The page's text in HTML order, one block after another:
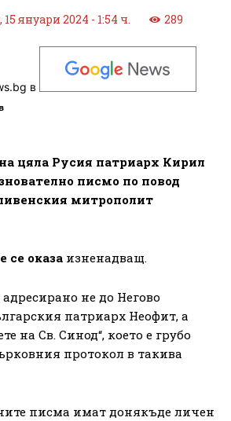
януари 2024 - 1:54 ч. 289
в
цяла Русия патриарх Кирил
писмо по повод
митрополит
се оказа изненадващ.
не до Негово
патриарх Неофит, а
на Св. Синод“, което е грубо
протокол в такива
писма имат донякъде личен